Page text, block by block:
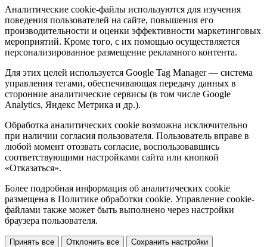
Аналитические cookie-файлы используются для изучения
поведения пользователей на сайте, повышения его
производительности и оценки эффективности маркетинговых
мероприятий. Кроме того, с их помощью осуществляется
персонализированное размещение рекламного контента.
Для этих целей используется Google Tag Manager — система
управления тегами, обеспечивающая передачу данных в
сторонние аналитические сервисы (в том числе Google
Analytics, Яндекс Метрика и др.).
Обработка аналитических cookie возможна исключительно
при наличии согласия пользователя. Пользователь вправе в
любой момент отозвать согласие, воспользовавшись
соответствующими настройками сайта или кнопкой
«Отказаться».
Более подробная информация об аналитических cookie
размещена в Политике обработки cookie. Управление cookie-
файлами также может быть выполнено через настройки
браузера пользователя.
Принять все Отклонить все Сохранить настройки